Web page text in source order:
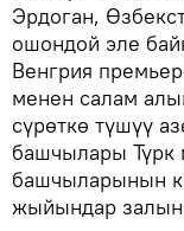
Эрдоган,
ошондой эле
Венгрия
менен салам
сүрөткө түшүү
башчылары Түрк
башчыларынын
жыйындар